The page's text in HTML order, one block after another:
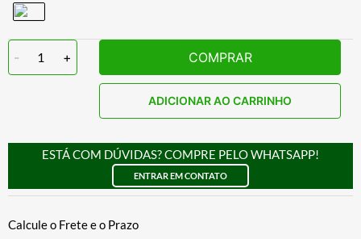
- 1 + COMPRAR
ADICIONAR AO CARRINHO
ESTÁ COM DÚVIDAS? COMPRE PELO WHATSAPP!
ENTRAR EM CONTATO